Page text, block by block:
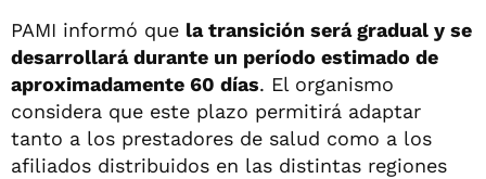
PAMI informó que la transición será gradual y se
desarrollará durante un período estimado de
aproximadamente 60 días. El organismo
considera que este plazo permitirá adaptar
tanto a los prestadores de salud como a los
afiliados distribuidos en las distintas regiones